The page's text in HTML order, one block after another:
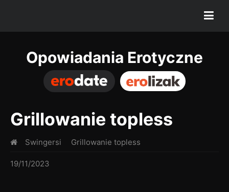
Opowiadania Erotyczne
Grillowanie topless
Swingersi Grillowanie topless
19/11/2023